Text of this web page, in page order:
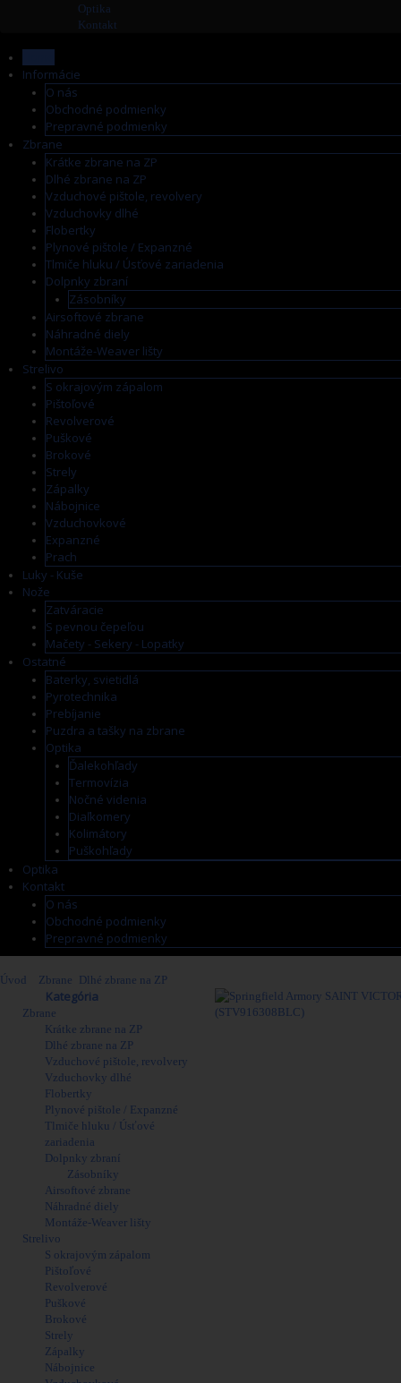
Optika
Kontakt
Informácie
O nás
Obchodné podmienky
Prepravné podmienky
Zbrane
Krátke zbrane na ZP
Dlhé zbrane na ZP
Vzduchové pištole, revolvery
Vzduchovky dlhé
Flobertky
Plynové pištole / Expanzné
Tlmiče hluku / Úsťové zariadenia
Dolpnky zbraní
Zásobníky
Airsoftové zbrane
Náhradné diely
Montáže-Weaver lišty
Strelivo
S okrajovým zápalom
Pištoľové
Revolverové
Puškové
Brokové
Strely
Zápalky
Nábojnice
Vzduchovkové
Expanzné
Prach
Luky - Kuše
Nože
Zatváracie
S pevnou čepeľou
Mačety - Sekery - Lopatky
Ostatné
Baterky, svietidlá
Pyrotechnika
Prebíjanie
Puzdra a tašky na zbrane
Optika
Ďalekohľady
Termovízia
Nočné videnia
Diaľkomery
Kolimátory
Puškohľady
Optika
Kontakt
O nás
Obchodné podmienky
Prepravné podmienky
Úvod Zbrane Dlhé zbrane na ZP
Kategória
Zbrane
Krátke zbrane na ZP
Dlhé zbrane na ZP
Vzduchové pištole, revolvery
Vzduchovky dlhé
Flobertky
Plynové pištole / Expanzné
Tlmiče hluku / Úsťové
zariadenia
Dolpnky zbraní
Zásobníky
Airsoftové zbrane
Náhradné diely
Montáže-Weaver lišty
Strelivo
S okrajovým zápalom
Pištoľové
Revolverové
Puškové
Brokové
Strely
Zápalky
Nábojnice